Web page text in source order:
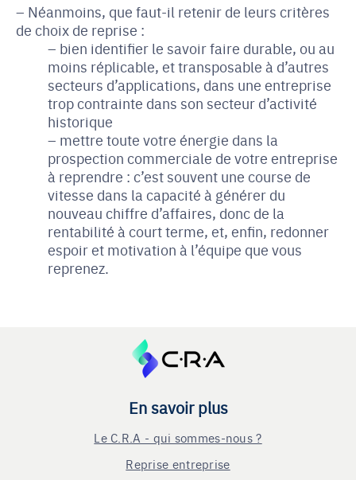
Néanmoins, que faut-il retenir de leurs critères
de choix de reprise :
bien identifier le savoir faire durable, ou au
moins réplicable, et transposable à d’autres
secteurs d’applications, dans une entreprise
trop contrainte dans son secteur d’activité
historique
mettre toute votre énergie dans la
prospection commerciale de votre entreprise
à reprendre : c’est souvent une course de
vitesse dans la capacité à générer du
nouveau chiffre d’affaires, donc de la
rentabilité à court terme, et, enfin, redonner
espoir et motivation à l’équipe que vous
reprenez.
En savoir plus
Le C.R.A - qui sommes-nous ?
Reprise entreprise